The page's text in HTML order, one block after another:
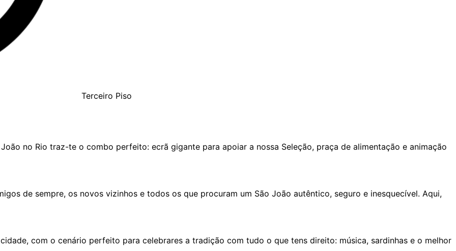
Terceiro Piso
no Rio traz-te o combo perfeito: ecrã gigante para apoiar a nossa Seleção, praça de alimentação e animação
de sempre, os novos vizinhos e todos os que procuram um São João autêntico, seguro e inesquecível. Aqui,
com o cenário perfeito para celebrares a tradição com tudo o que tens direito: música, sardinhas e o melhor